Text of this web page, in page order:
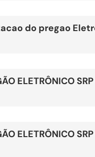
do pregao
ELETRÔNICO
ELETRÔNICO